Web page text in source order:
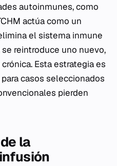
autoinmunes, como
actúa como un
el sistema inmune
reintroduce uno nuevo,
Esta estrategia es
casos seleccionados
pierden
la